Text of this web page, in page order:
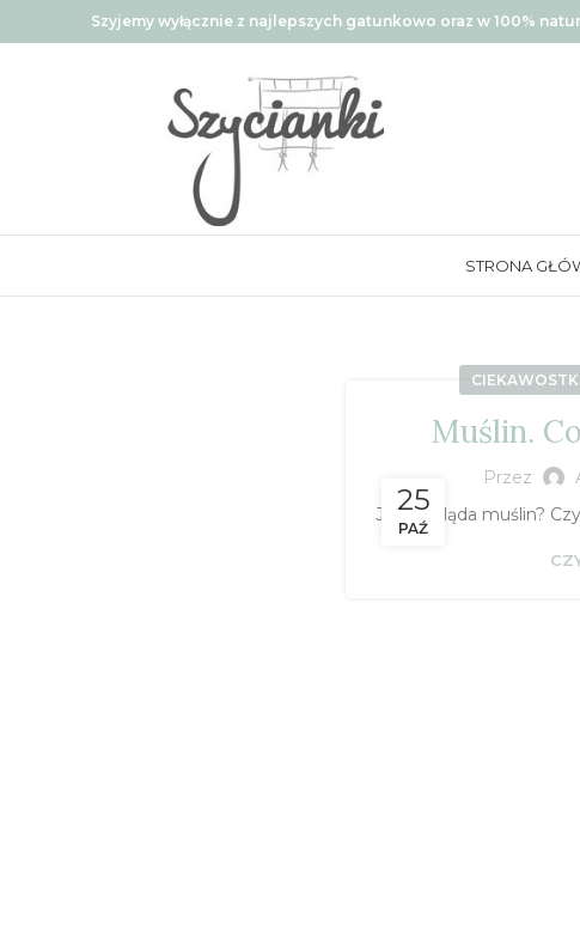
Szyjemy wyłącznie z najlepszych gatunkowo oraz w 100%
STRONA
25
PAŹ
Muślin.
Przez
Jak wygląda muślin?